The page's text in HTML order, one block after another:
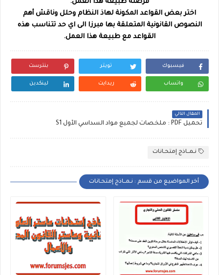
فرضته طبيعة هذا العمل.
اختر بعض القواعد المكونة لهاذ النظام وحلل وناقش أهم
النصوص القانونية المتعلقة بها مبرزا الى اي حد تتناسب هذه
القواعد مع طبيعة هذا العمل.
فيسبوك تويتر بنترست
واتساب ريدايت لينكدين
المقال التالي
تحميل PDF : ملخصات لجميع مواد السداسي الأول S1
نـمــاذج إمتحـانات
أخر المواضيع من قسم : نـمــاذج إمتحـانات